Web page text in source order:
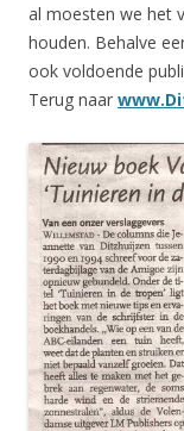
al moesten we het
houden. Behalve
ook voldoende
Terug naar